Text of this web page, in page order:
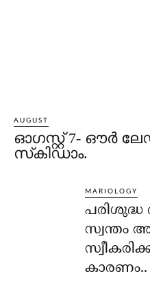
AUGUST
ഓഗസ്റ്റ് 7- ഔര്‍
സ്‌കിഡാം.
MARIOLOGY
സ്വന്തം
കാരണം..